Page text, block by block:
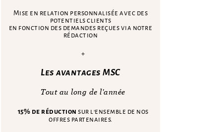
Mise en relation personnalisée avec des
potentiels clients
en fonction des demandes reçues via notre
rédaction
+
Les avantages MSC
Tout au long de l'année
15% de réduction sur l'ensemble de nos
offres partenaires.